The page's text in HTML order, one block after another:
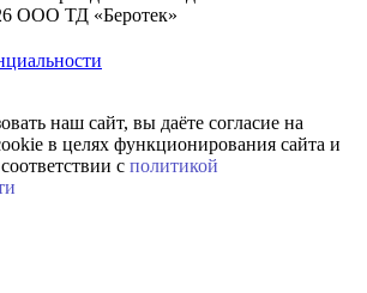
ООО ТД «Беротек»
наш сайт, вы даёте согласие на
в целях функционирования сайта и
с политикой